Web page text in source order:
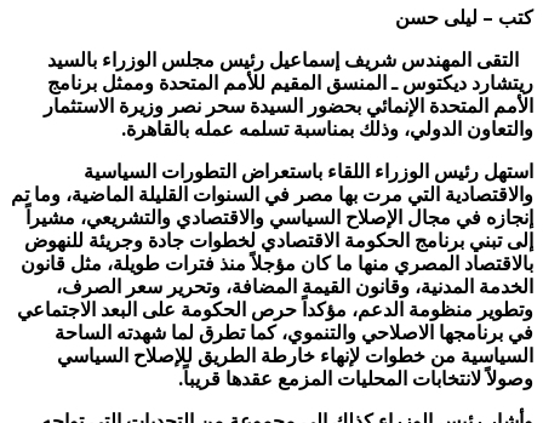
كتب – ليلى حسن
التقى المهندس شريف إسماعيل رئيس مجلس الوزراء بالسيد
ريتشارد ديكتوس ـ المنسق المقيم للأمم المتحدة وممثل برنامج
الأمم المتحدة الإنمائي بحضور السيدة سحر نصر وزيرة الاستثمار
والتعاون الدولي، وذلك بمناسبة تسلمه عمله بالقاهرة.
استهل رئيس الوزراء اللقاء باستعراض التطورات السياسية
والاقتصادية التي مرت بها مصر في السنوات القليلة الماضية، وما تم
إنجازه في مجال الإصلاح السياسي والاقتصادي والتشريعي، مشيراً
إلى تبني برنامج الحكومة الاقتصادي لخطوات جادة وجريئة للنهوض
بالاقتصاد المصري منها ما كان مؤجلاً منذ فترات طويلة، مثل قانون
الخدمة المدنية، وقانون القيمة المضافة، وتحرير سعر الصرف،
وتطوير منظومة الدعم، مؤكداً حرص الحكومة على البعد الاجتماعي
في برنامجها الاصلاحي والتنموي، كما تطرق لما شهدته الساحة
السياسية من خطوات لإنهاء خارطة الطريق للإصلاح السياسي
وصولاً لانتخابات المحليات المزمع عقدها قريباً.